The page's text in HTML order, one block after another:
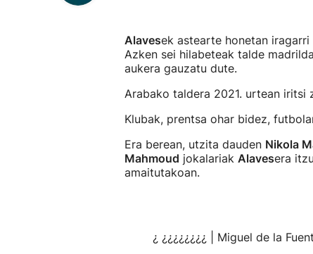
Alavesek astearte honetan iragarri
Azken sei hilabeteak talde
aukera gauzatu dute.
Arabako taldera 2021. urtean
Klubak, prentsa ohar bidez,
Era berean, utzita dauden Nikola
Mahmoud jokalariak Alavesera
amaitutakoan.
¿ ¿¿¿¿¿¿¿¿ | Miguel de la